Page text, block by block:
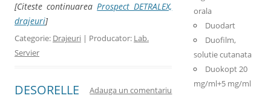
[Citeste continuareaProspect DETRALEX,
drajeuri]
Categorie: Drajeuri | Producator: Lab.
Servier
DESORELLE Adauga un comentariu
orala
Duodart
Duofilm,
solutie cutanata
Duokopt 20
mg/ml+5 mg/ml